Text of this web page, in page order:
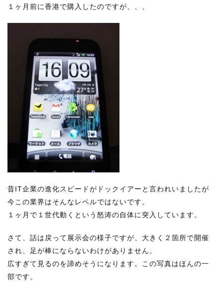
１ヶ月前に香港で購入したのですが、、、
昔IT企業の進化スピードがドックイアーと言われいましたが
今この業界はそんなレベルではないです。
１ヶ月で１世代動くという怒涛の自体に突入しています。
さて、話は戻って展示会の様子ですが、大きく２箇所で開催
され、足が棒にならないわけがありません。
広すぎて見るのを諦めそうになります。この写真はほんの一
部です。